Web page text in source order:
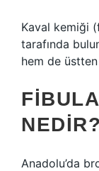
Kaval kemiği
tarafında
hem de
NEDIR?
Anadolu’da